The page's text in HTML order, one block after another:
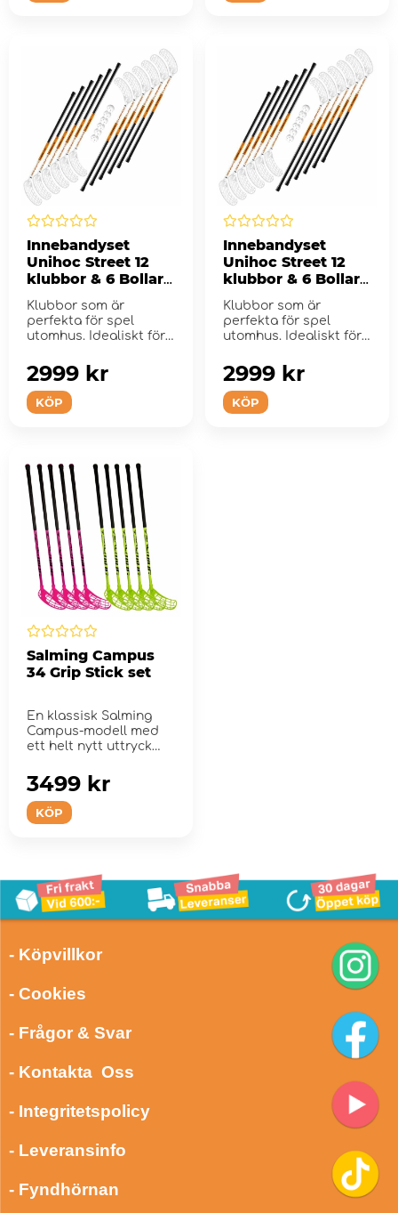
Innebandyset
Unihoc Street 12
klubbor & 6 Bollar -
Klubbor som är
perfekta för spel
utomhus. Idealiskt för
KÖP
2999 kr
Innebandyset
Unihoc Street 12
klubbor & 6 Bollar -
Klubbor som är
perfekta för spel
utomhus. Idealiskt för
KÖP
2999 kr
Salming Campus
34 Grip Stick set
En klassisk Salming
Campus-modell med
ett helt nytt uttryck
KÖP
3499 kr
- Köpvillkor
- Cookies
- Frågor & Svar
- Kontakta Oss
- Integritetspolicy
- Leveransinfo
- Fyndhörnan